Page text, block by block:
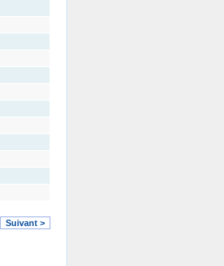
Suivant >